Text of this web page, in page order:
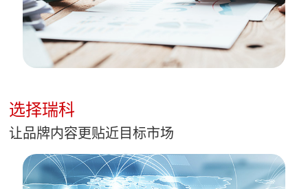
选择瑞科
让品牌内容更贴近目标市场